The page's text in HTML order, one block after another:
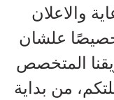
والاعلان
علشان
المتخصص
من بداية